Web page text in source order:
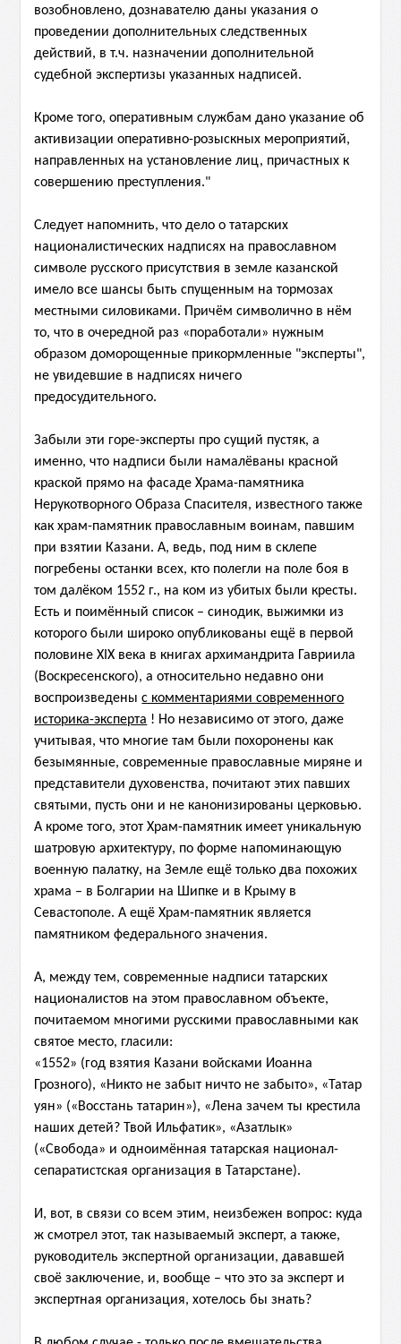
возобновлено, дознавателю даны указания о
проведении дополнительных следственных
действий, в т.ч. назначении дополнительной
судебной экспертизы указанных надписей.
Кроме того, оперативным службам дано указание об
активизации оперативно-розыскных мероприятий,
направленных на установление лиц, причастных к
совершению преступления."
Следует напомнить, что дело о татарских
националистических надписях на православном
символе русского присутствия в земле казанской
имело все шансы быть спущенным на тормозах
местными силовиками. Причём символично в нём
то, что в очередной раз «поработали» нужным
образом доморощенные прикормленные "эксперты",
не увидевшие в надписях ничего
предосудительного.
Забыли эти горе-эксперты про сущий пустяк, а
именно, что надписи были намалёваны красной
краской прямо на фасаде Храма-памятника
Нерукотворного Образа Спасителя, известного также
какхрам-памятник православным воинам, павшим
при взятии Казани. А, ведь, под ним в склепе
погребеныостанки всех, кто полегли на поле боя в
том далёком 1552 г., на ком из убитых были кресты.
Есть и поимённый список –синодик, выжимки из
которого были широко опубликованы ещё в первой
половине XIX века в книгах архимандрита Гавриила
(Воскресенского), аотносительно недавно они
воспроизведеныс комментариями современного
историка-эксперта ! Но независимо от этого, даже
учитывая, что многие там были похоронены как
безымянные, современные православные миряне и
представители духовенства, почитают этих павших
святыми, пусть они и не канонизированы церковью.
А кроме того, этот Храм-памятник имеет уникальную
шатровую архитектуру, по форме напоминающую
военную палатку, на Земле ещё только два похожих
храма – в Болгарии на Шипке и в Крыму в
Севастополе. А ещё Храм-памятник является
памятником федерального значения.
А, между тем, современные надписи татарских
националистов на этом православном объекте,
почитаемом многими русскими православными как
святое место, гласили:
«1552» (год взятия Казани войсками Иоанна
Грозного), «Никто не забыт ничто не забыто», «Татар
уян» («Восстань татарин»), «Лена зачем ты крестила
наших детей? Твой Ильфатик», «Азатлык»
(«Свобода» и одноимённая татарская национал-
сепаратистская организация в Татарстане).
И, вот, в связи со всем этим, неизбежен вопрос: куда
ж смотрел этот, так называемый эксперт, а также,
руководитель экспертной организации, дававшей
своё заключение, и, вообще – что это за эксперт и
экспертная организация, хотелось бы знать?